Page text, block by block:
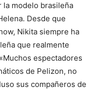
la modelo brasileña
Desde que
Nikita siempre ha
que realmente
espectadores
de Pelizon, no
sus compañeros de